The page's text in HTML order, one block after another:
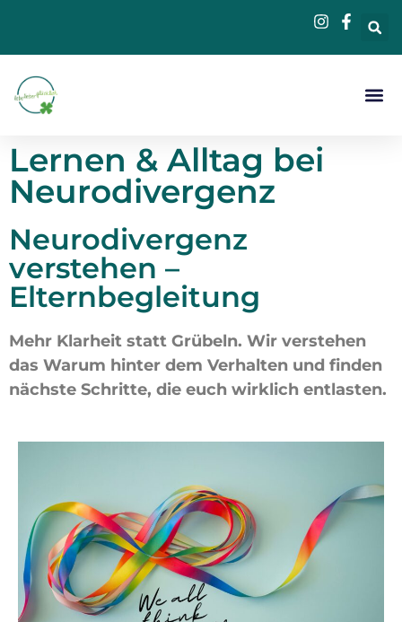
Lernen & Alltag bei
Neurodivergenz
Neurodivergenz
verstehen –
Elternbegleitung
Mehr Klarheit statt Grübeln. Wir verstehen
das Warum hinter dem Verhalten und finden
nächste Schritte, die euch wirklich entlasten.